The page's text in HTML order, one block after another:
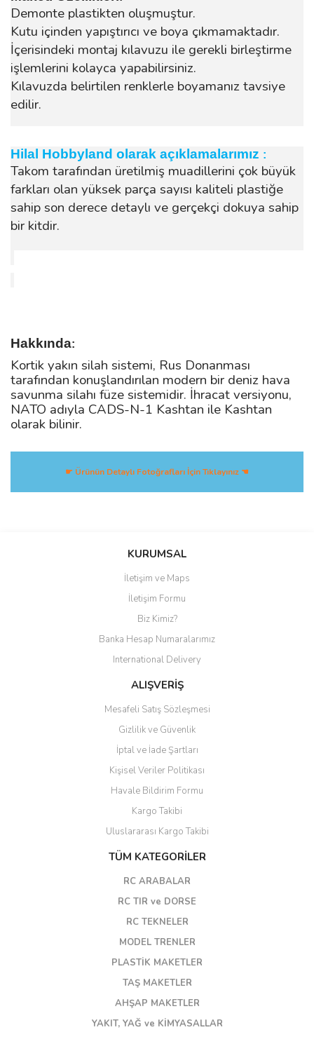
Demonte plastikten oluşmuştur.
Kutu içinden yapıştırıcı ve boya çıkmamaktadır.
İçerisindeki montaj kılavuzu ile gerekli birleştirme
işlemlerini kolayca yapabilirsiniz.
Kılavuzda belirtilen renklerle boyamanız tavsiye
edilir.
Hilal Hobbyland olarak açıklamalarımız :
Takom tarafından üretilmiş muadillerini çok büyük
farkları olan yüksek parça sayısı kaliteli plastiğe
sahip son derece detaylı ve gerçekçi dokuya sahip
bir kitdir.
Hakkında:
Kortik yakın silah sistemi, Rus Donanması
tarafından konuşlandırılan modern bir deniz hava
savunma silahı füze sistemidir. İhracat versiyonu,
NATO adıyla CADS-N-1 Kashtan ile Kashtan
olarak bilinir.
☛ Ürünün Detaylı Fotoğrafları İçin Tıklayınız ☚
Bu ürüne ilk yorumu siz yapın!
Yorum Yaz
KURUMSAL
İletişim ve Maps
İletişim Formu
Biz Kimiz?
Banka Hesap Numaralarımız
International Delivery
ALIŞVERİŞ
Mesafeli Satış Sözleşmesi
Gizlilik ve Güvenlik
İptal ve İade Şartları
Kişisel Veriler Politikası
Havale Bildirim Formu
Kargo Takibi
Uluslararası Kargo Takibi
TÜM KATEGORİLER
RC ARABALAR
RC TIR ve DORSE
RC TEKNELER
MODEL TRENLER
PLASTİK MAKETLER
TAŞ MAKETLER
AHŞAP MAKETLER
YAKIT, YAĞ ve KİMYASALLAR